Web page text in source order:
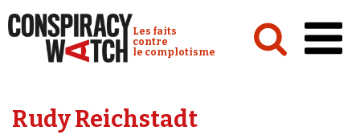
Conspiracy Watch :
Les faits
contre
le complotisme
Analyses
Rudy Reichstadt